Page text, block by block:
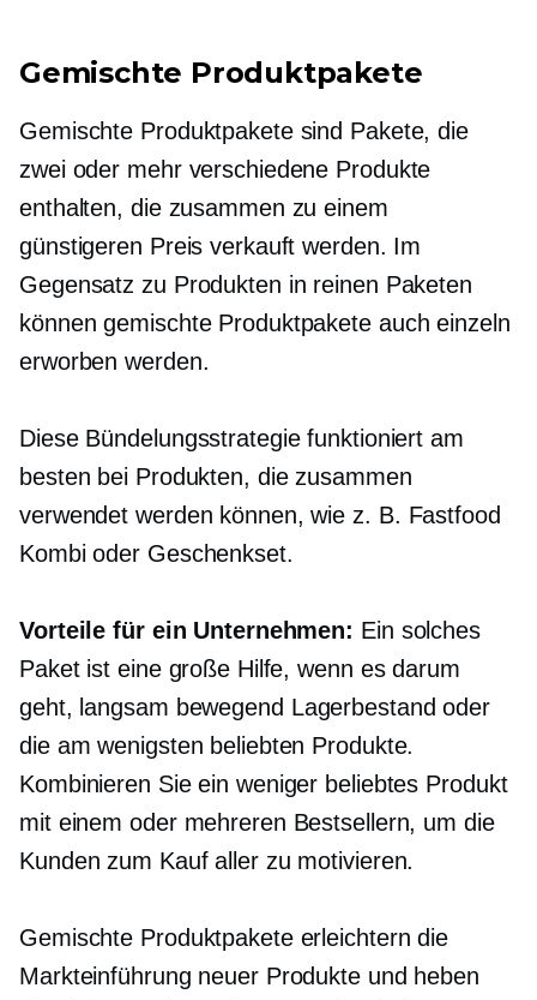
Gemischte Produktpakete
Gemischte Produktpakete sind Pakete, die
zwei oder mehr verschiedene Produkte
enthalten, die zusammen zu einem
günstigeren Preis verkauft werden. Im
Gegensatz zu Produkten in reinen Paketen
können gemischte Produktpakete auch einzeln
erworben werden.
Diese Bündelungsstrategie funktioniert am
besten bei Produkten, die zusammen
verwendet werden können, wie z. B. Fastfood
Kombi oder Geschenkset.
Vorteile für ein Unternehmen: Ein solches
Paket ist eine große Hilfe, wenn es darum
geht, langsam bewegend Lagerbestand oder
die am wenigsten beliebten Produkte.
Kombinieren Sie ein weniger beliebtes Produkt
mit einem oder mehreren Bestsellern, um die
Kunden zum Kauf aller zu motivieren.
Gemischte Produktpakete erleichtern die
Markteinführung neuer Produkte und heben